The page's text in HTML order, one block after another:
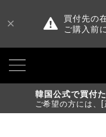
買付先の
ご購入前
韓国公式で買付
ご希望の方には、